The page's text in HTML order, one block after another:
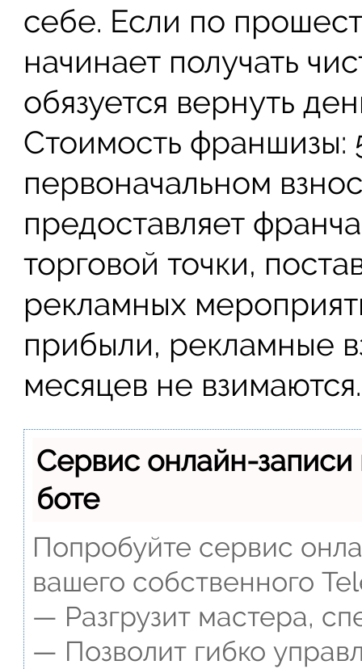
себе. Если по
начинает получать
обязуется вернуть
Стоимость
первоначальном
предоставляет
торговой точки,
рекламных
прибыли, рекламные
месяцев не взимаются.
Сервис онлайн-
боте
Попробуйте сервис
вашего собственного
— Разгрузит мастера,
— Позволит гибко